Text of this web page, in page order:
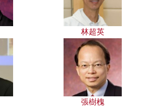
林超英
張樹槐